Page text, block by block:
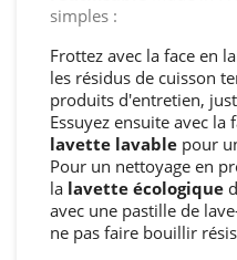
simples :
Frottez avec la face en
les résidus de cuisson
produits d'entretien,
Essuyez ensuite avec
lavette lavable pour
Pour un nettoyage en
la lavette écologique
avec une pastille de
ne pas faire bouillir